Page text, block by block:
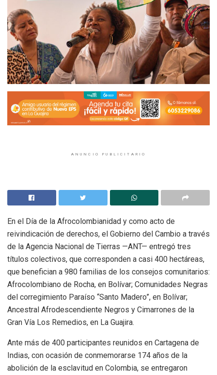
ANUNCIO PUBLICITARIO
En el Día de la Afrocolombianidad y como acto de
reivindicación de derechos, el Gobierno del Cambio a través
de la Agencia Nacional de Tierras —ANT— entregó tres
títulos colectivos, que corresponden a casi 400 hectáreas,
que benefician a 980 familias de los consejos comunitarios:
Afrocolombiano de Rocha, en Bolívar; Comunidades Negras
del corregimiento Paraíso “Santo Madero”, en Bolívar;
Ancestral Afrodescendiente Negros y Cimarrones de la
Gran Vía Los Remedios, en La Guajira.
Ante más de 400 participantes reunidos en Cartagena de
Indias, con ocasión de conmemorarse 174 años de la
abolición de la esclavitud en Colombia, se entregaron